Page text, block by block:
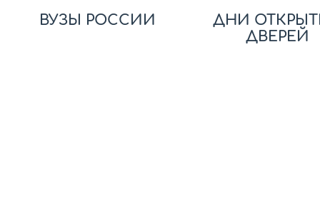
ВУЗЫ РОССИИ
ДНИ
ДВЕРЕЙ